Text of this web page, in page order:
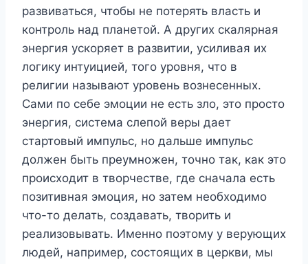
развиваться, чтобы не потерять власть и
контроль над планетой. А других скалярная
энергия ускоряет в развитии, усиливая их
логику интуицией, того уровня, что в
религии называют уровень вознесенных.
Сами по себе эмоции не есть зло, это просто
энергия, система слепой веры дает
стартовый импульс, но дальше импульс
должен быть преумножен, точно так, как это
происходит в творчестве, где сначала есть
позитивная эмоция, но затем необходимо
что-то делать, создавать, творить и
реализовывать. Именно поэтому у верующих
людей, например, состоящих в церкви, мы